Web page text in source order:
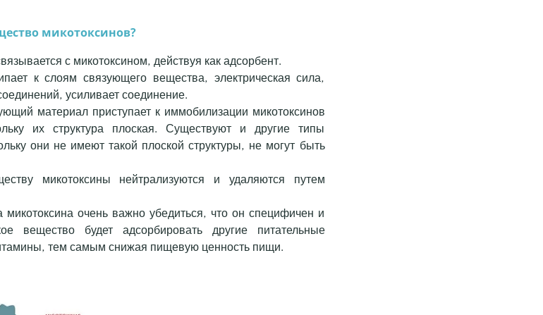
микотоксинов?
с микотоксином, действуя как адсорбент.
к слоям связующего вещества, электрическая сила,
усиливает соединение.
материал приступает к иммобилизации микотоксинов
их структура плоская. Существуют и другие типы
они не имеют такой плоской структуры, не могут быть
микотоксины нейтрализуются и удаляются путем
очень важно убедиться, что он специфичен и
вещество будет адсорбировать другие питательные
тем самым снижая пищевую ценность пищи.